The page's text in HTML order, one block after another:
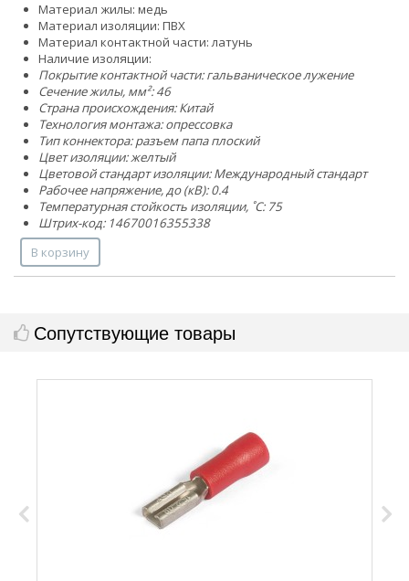
Материал жилы: медь
Материал изоляции: ПВХ
Материал контактной части: латунь
Наличие изоляции:
Покрытие контактной части: гальваническое лужение
Сечение жилы, мм²:46
Страна происхождения: Китай
Технология монтажа: опрессовка
Тип коннектора: разъем папа плоский
Цвет изоляции: желтый
Цветовой стандарт изоляции: Международный стандарт
Рабочее напряжение, до (кВ): 0.4
Температурная стойкость изоляции, ˚С: 75
Штрих-код: 14670016355338
В корзину
Сопутствующие товары